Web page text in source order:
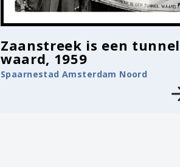
Zaanstreek is een tunnel
waard, 1959
Spaarnestad Amsterdam Noord